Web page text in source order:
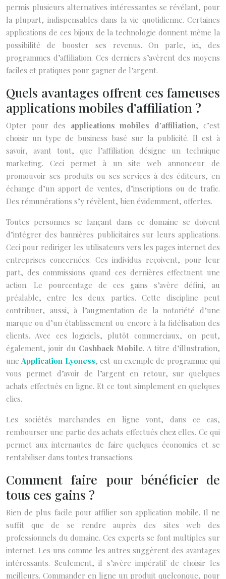
permis plusieurs alternatives intéressantes se révélant, pour
la plupart, indispensables dans la vie quotidienne. Certaines
applications de ces bijoux de la technologie donnent même la
possibilité de booster ses revenus. On parle, ici, des
programmes d’affiliation. Ces derniers s’avèrent des moyens
faciles et pratiques pour gagner de l’argent.
Quels avantages offrent ces fameuses
applications mobiles d’affiliation ?
Opter pour des applications mobiles d’affiliation, c’est
choisir un type de business basé sur la publicité. Il est à
savoir, avant tout, que l’affiliation désigne un technique
marketing. Ceci permet à un site web annonceur de
promouvoir ses produits ou ses services à des éditeurs, en
échange d’un apport de ventes, d’inscriptions ou de trafic.
Des rémunérations s’y révèlent, bien évidemment, offertes.
Toutes personnes se lançant dans ce domaine se doivent
d’intégrer des bannières publicitaires sur leurs applications.
Ceci pour rediriger les utilisateurs vers les pages internet des
entreprises concernées. Ces individus reçoivent, pour leur
part, des commissions quand ces dernières effectuent une
action. Le pourcentage de ces gains s’avère défini, au
préalable, entre les deux parties. Cette discipline peut
contribuer, aussi, à l’augmentation de la notoriété d’une
marque ou d’un établissement ou encore à la fidélisation des
clients. Avec ces logiciels, plutôt commerciaux, on peut,
également, jouir du Cashback Mobile. A titre d’illustration,
uneApplication Lyoness, est un exemple de programme qui
vous permet d’avoir de l’argent en retour, sur quelques
achats effectués en ligne. Et ce tout simplement en quelques
clics.
Les sociétés marchandes en ligne vont, dans ce cas,
rembourser une partie des achats effectués chez elles. Ce qui
permet aux internautes de faire quelques économies et se
rentabiliser dans toutes transactions.
Comment faire pour bénéficier de
tous ces gains ?
Rien de plus facile pour affilier son application mobile. Il ne
suffit que de se rendre auprès des sites web des
professionnels du domaine. Ces experts se font multiples sur
internet. Les uns comme les autres suggèrent des avantages
intéressants. Seulement, il s’avère impératif de choisir les
meilleurs. Commander en ligne un produit quelconque, pour